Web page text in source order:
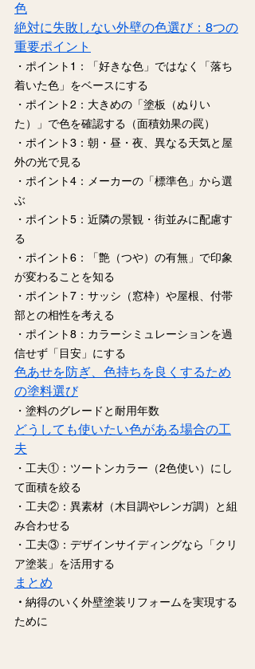
色
絶対に失敗しない外壁の色選び：8つの
重要ポイント
・ポイント1：「好きな色」ではなく「落ち
着いた色」をベースにする
・ポイント2：大きめの「塗板（ぬりい
た）」で色を確認する（面積効果の罠）
・ポイント3：朝・昼・夜、異なる天気と屋
外の光で見る
・ポイント4：メーカーの「標準色」から選
ぶ
・ポイント5：近隣の景観・街並みに配慮す
る
・ポイント6：「艶（つや）の有無」で印象
が変わることを知る
・ポイント7：サッシ（窓枠）や屋根、付帯
部との相性を考える
・ポイント8：カラーシミュレーションを過
信せず「目安」にする
色あせを防ぎ、色持ちを良くするため
の塗料選び
・塗料のグレードと耐用年数
どうしても使いたい色がある場合の工
夫
・工夫①：ツートンカラー（2色使い）にし
て面積を絞る
・工夫②：異素材（木目調やレンガ調）と組
み合わせる
・工夫③：デザインサイディングなら「クリ
ア塗装」を活用する
まとめ
・ 納得のいく外壁塗装リフォームを実現する
ために